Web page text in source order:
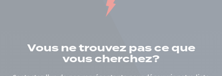
Vous ne trouvez pas ce que
vous cherchez?